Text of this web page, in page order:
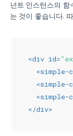
넌트 인스턴스의
는 것이 좋습니다.
<div id=
<simple-
<simple-
<simple-
</div>